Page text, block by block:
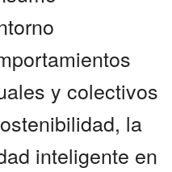
y colectivos
la
inteligente en